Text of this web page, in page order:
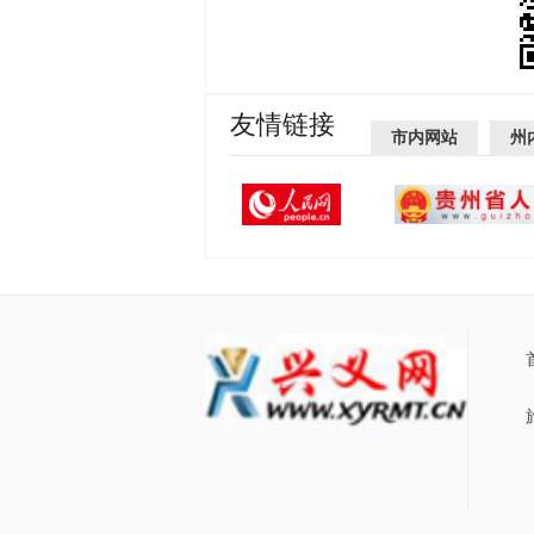
友情链接 市内网站 州